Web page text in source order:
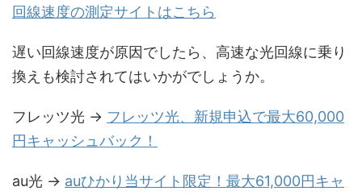
回線速度の測定サイトはこちら
遅い回線速度が原因でしたら、高速な光回線に乗り
換えも検討されてはいかがでしょうか。
フレッツ光 → フレッツ光、新規申込で最大60,000
円キャッシュバック！
au光 → auひかり当サイト限定！最大61,000円キャ